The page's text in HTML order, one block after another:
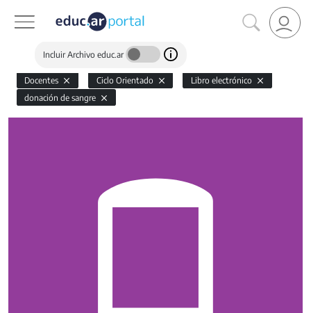
Incluir Archivo educ.ar
Docentes Ciclo Orientado
Libro electrónico
donación de sangre